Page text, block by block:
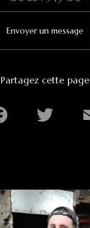
Envoyer un message
Partagez cette page